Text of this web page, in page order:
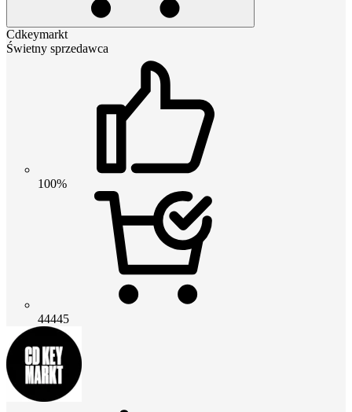
Cdkeymarkt
Świetny sprzedawca
100%
44445